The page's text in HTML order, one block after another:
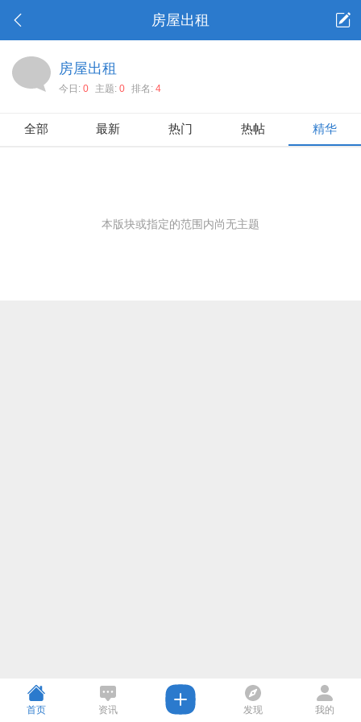
房屋出租
房屋出租
今日: 0 主题: 0 排名: 4
全部 最新 热门 热帖 精华
本版块或指定的范围内尚无主题
首页 资讯 发现 我的